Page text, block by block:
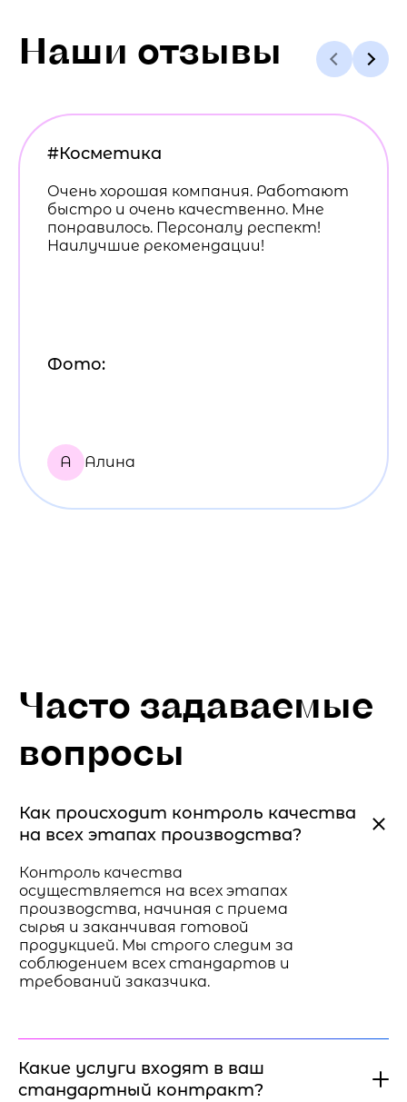
Наши отзывы
#Косметика
Очень хорошая компания. Работают
быстро и очень качественно. Мне
понравилось. Персоналу респект!
Наилучшие рекомендации!
Фото:
А Алина
Часто задаваемые
вопросы
Как происходит контроль качества
на всех этапах производства?
Контроль качества
осуществляется на всех этапах
производства, начиная с приема
сырья и заканчивая готовой
продукцией. Мы строго следим за
соблюдением всех стандартов и
требований заказчика.
Какие услуги входят в ваш
стандартный контракт?